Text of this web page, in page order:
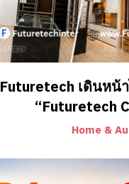
Futuretech เดินหน้
“Futuretech
Home &